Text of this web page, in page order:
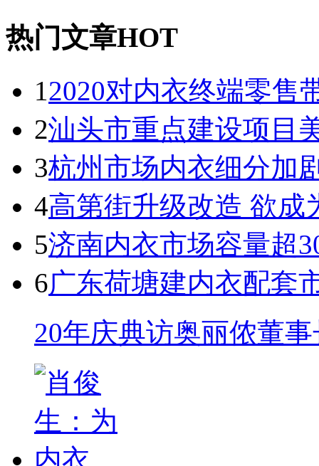
热门文章HOT
12020对内衣终端零售
2汕头市重点建设项目
3杭州市场内衣细分加
4高第街升级改造 欲成
5济南内衣市场容量超
6广东荷塘建内衣配套
20年庆典访奥丽侬董